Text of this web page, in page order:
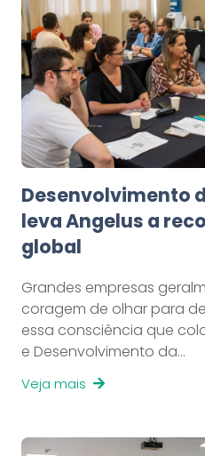
Desenvolvimento
leva Angelus a
global
Grandes empresas
coragem de olhar para
essa consciência que
e Desenvolvimento da…
Veja mais